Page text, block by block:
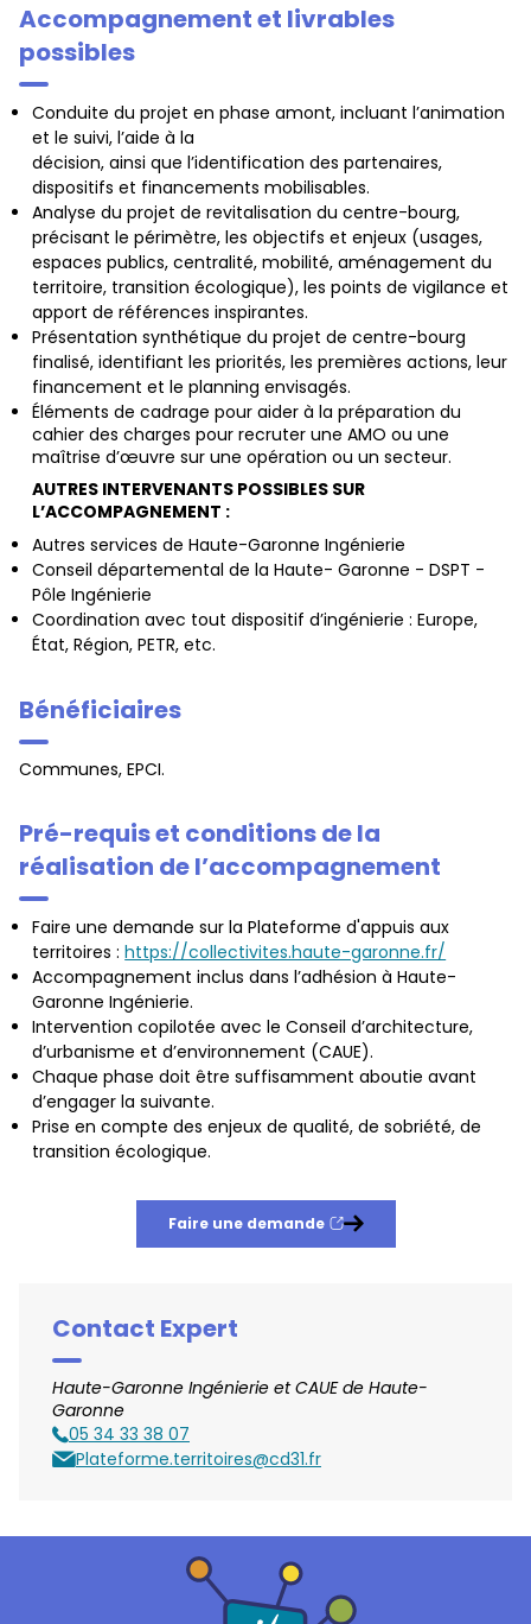
Accompagnement et livrables
possibles
Conduite du projet en phase amont, incluant l’animation
et le suivi, l’aide à la
décision, ainsi que l’identification des partenaires,
dispositifs et financements mobilisables.
Analyse du projet de revitalisation du centre-bourg,
précisant le périmètre, les objectifs et enjeux (usages,
espaces publics, centralité, mobilité, aménagement du
territoire, transition écologique), les points de vigilance et
apport de références inspirantes.
Présentation synthétique du projet de centre-bourg
finalisé, identifiant les priorités, les premières actions, leur
financement et le planning envisagés.
Éléments de cadrage pour aider à la préparation du
cahier des charges pour recruter une AMO ou une
maîtrise d’œuvre sur une opération ou un secteur.
AUTRES INTERVENANTS POSSIBLES SUR
L’ACCOMPAGNEMENT :
Autres services de Haute-Garonne Ingénierie
Conseil départemental de la Haute- Garonne - DSPT -
Pôle Ingénierie
Coordination avec tout dispositif d’ingénierie : Europe,
État, Région, PETR, etc.
Bénéficiaires
Communes, EPCI.
Pré-requis et conditions de la
réalisation de l’accompagnement
Faire une demande sur la Plateforme d'appuis aux
territoires :https://collectivites.haute-garonne.fr/
Accompagnement inclus dans l’adhésion à Haute-
Garonne Ingénierie.
Intervention copilotée avec le Conseil d’architecture,
d’urbanisme et d’environnement (CAUE).
Chaque phase doit être suffisamment aboutie avant
d’engager la suivante.
Prise en compte des enjeux de qualité, de sobriété, de
transition écologique.
Faire une demande
Nouvelle fenêtre
Contact Expert
Haute-Garonne Ingénierie et CAUE de Haute-
Garonne
Téléphone
05 34 33 38 07
Plateforme.territoires@cd31.fr